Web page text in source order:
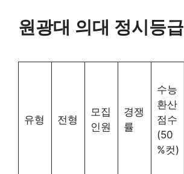
원광대 의대 정시등급
유형 전형
모집
인원
경쟁
률
수능
환산
점수
(50
%컷)